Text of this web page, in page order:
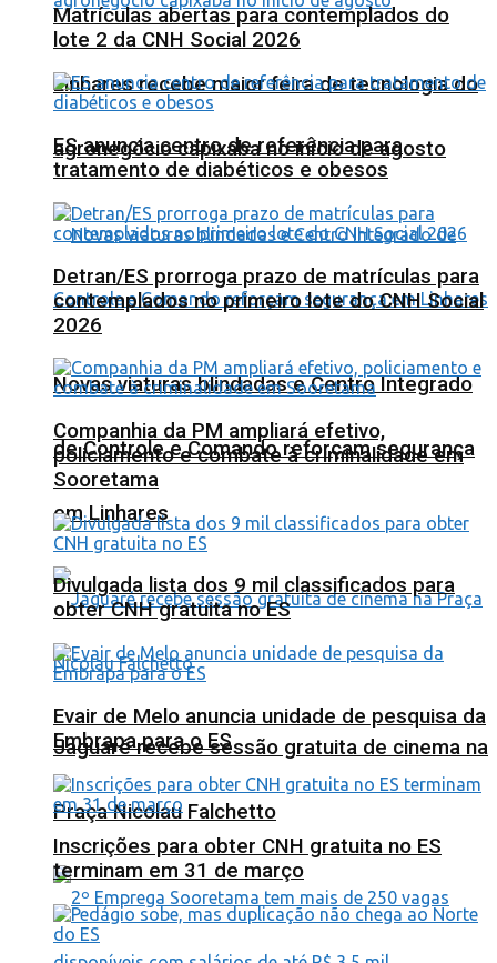
Linhares recebe maior feira de tecnologia do
agronegócio capixaba no início de agosto
Novas viaturas blindadas e Centro Integrado
de Controle e Comando reforçam segurança
em Linhares
Jaguaré recebe sessão gratuita de cinema na
Praça Nicolau Falchetto
Matrículas abertas para contemplados do
lote 2 da CNH Social 2026
ES anuncia centro de referência para
tratamento de diabéticos e obesos
Detran/ES prorroga prazo de matrículas para
contemplados no primeiro lote do CNH Social
2026
Companhia da PM ampliará efetivo,
policiamento e combate à criminalidade em
Sooretama
Divulgada lista dos 9 mil classificados para
obter CNH gratuita no ES
Evair de Melo anuncia unidade de pesquisa da
Embrapa para o ES
Inscrições para obter CNH gratuita no ES
terminam em 31 de março